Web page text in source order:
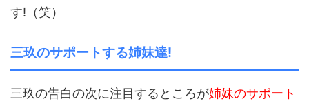
す!（笑）
三玖のサポートする姉妹達!
三玖の告白の次に注目するところが姉妹のサポート